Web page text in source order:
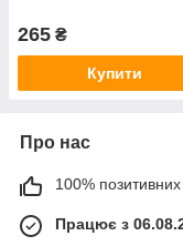
265 ₴
Купити
Про нас
100% позитивних
Працює з